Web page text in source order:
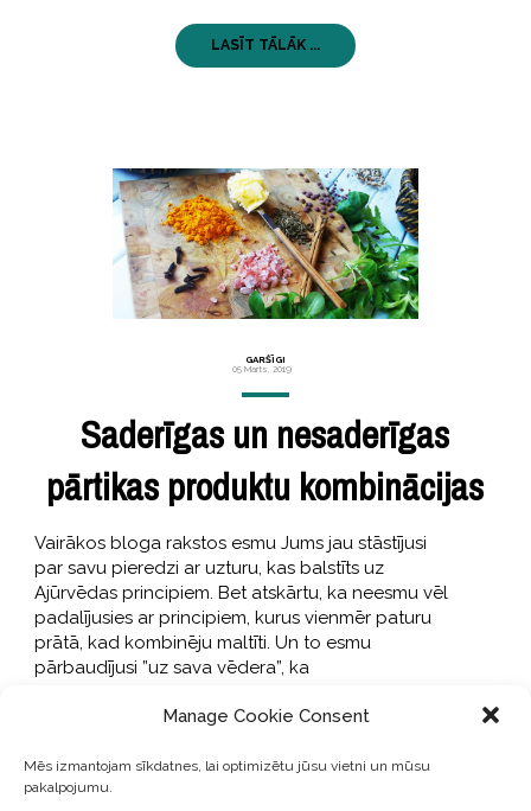
Manage Cookie Consent
Mēs izmantojam sīkdatnes, lai optimizētu jūsu vietni un mūsu
pakalpojumu.
LASĪT TĀLĀK ...
GARŠĪGI
05 Marts, 2019
Saderīgas un nesaderīgas
pārtikas produktu kombinācijas
Vairākos bloga rakstos esmu Jums jau stāstījusi
par savu pieredzi ar uzturu, kas balstīts uz
Ajūrvēdas principiem. Bet atskārtu, ka neesmu vēl
padalījusies ar principiem, kurus vienmēr paturu
prātā, kad kombinēju maltīti. Un to esmu
pārbaudījusi ”uz sava vēdera”, ka
LASĪT TĀLĀK ...